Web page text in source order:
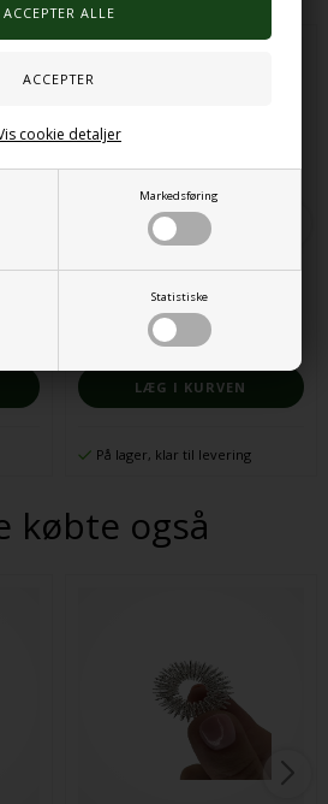
Markedsføring
Statistiske
cookie detaljer
Dimseringe 6stk
68,00 DKK
På lager, klar til levering
købte også